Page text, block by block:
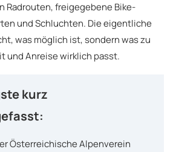
Radrouten, freigegebene Bike-
und Schluchten. Die eigentliche
was möglich ist, sondern was zu
und Anreise wirklich passt.
kurz
Österreichische Alpenverein